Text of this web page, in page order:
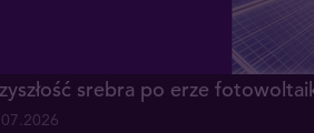
srebra po erze